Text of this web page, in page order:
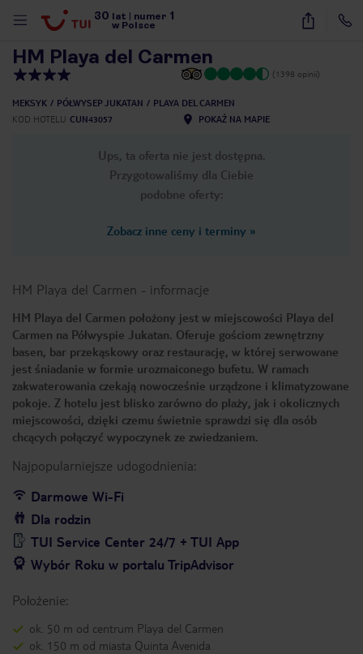
30 lat numer 1
w Polsce
19
HM Playa del Carmen
(1398 opinii)
MEKSYK PÓŁWYSEP JUKATAN
PLAYA DEL CARMEN
KOD HOTELU CUN43057 POKAŻ NA MAPIE
Ups, ta oferta nie jest dostępna.
Przygotowaliśmy dla Ciebie
podobne oferty:
Zobacz inne ceny i terminy »
HM Playa del Carmen - informacje
HM Playa del Carmen położony jest w miejscowości Playa del
Carmen na Półwyspie Jukatan. Oferuje gościom zewnętrzny
basen, bar przekąskowy oraz restaurację, w której serwowane
jest śniadanie w formie urozmaiconego bufetu. W ramach
zakwaterowania czekają nowocześnie urządzone i klimatyzowane
pokoje. Z hotelu jest blisko zarówno do plaży, jak i okolicznych
miejscowości, dzięki czemu świetnie sprawdzi się dla osób
chcących połączyć wypoczynek ze zwiedzaniem.
Najpopularniejsze udogodnienia:
Darmowe Wi-Fi
Dla rodzin
TUI Service Center 24/7 + TUI App
Wybór Roku w portalu TripAdvisor
Położenie:
ok. 50 m od centrum Playa del Carmen
ok. 150 m od miasta Quinta Avenida